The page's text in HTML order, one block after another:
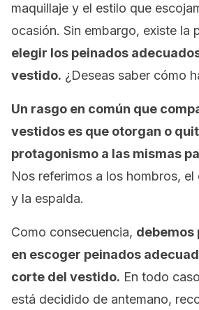
maquillaje y el estilo que
ocasión. Sin embargo, existe la
elegir los peinados
vestido. ¿Deseas saber cómo
Un rasgo en común que
vestidos es que otorgan o
protagonismo a las mismas
Nos referimos a los hombros,
y la espalda.
Como consecuencia, debemos
en escoger peinados
corte del vestido. En todo
está decidido de antemano,